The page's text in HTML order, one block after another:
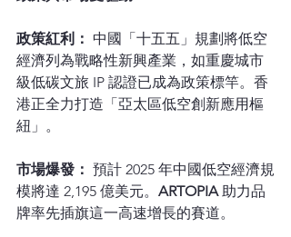
政策紅利： 中國「十五五」規劃將低空
經濟列為戰略性新興產業，如重慶城市
級低碳文旅 IP 認證已成為政策標竿。香
港正全力打造「亞太區低空創新應用樞
紐」。
市場爆發： 預計 2025 年中國低空經濟規
模將達 2,195 億美元。 ARTOPIA 助力品
牌率先插旗這一高速增長的賽道。